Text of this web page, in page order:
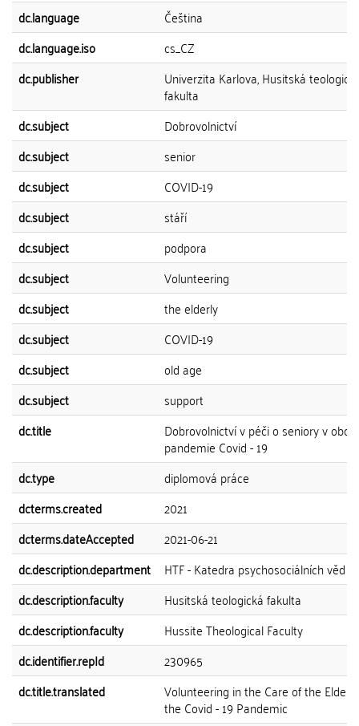
dc.language
Čeština
dc.language.iso
cs_CZ
dc.publisher
Univerzita Karlova, Husitská
fakulta
dc.subject
Dobrovolnictví
dc.subject
senior
dc.subject
COVID-19
dc.subject
stáří
dc.subject
podpora
dc.subject
Volunteering
dc.subject
the elderly
dc.subject
COVID-19
dc.subject
old age
dc.subject
support
dc.title
Dobrovolnictví v péči o seniory v
pandemie Covid - 19
dc.type
diplomová práce
dcterms.created
2021
dcterms.dateAccepted
2021-06-21
dc.description.department
HTF - Katedra psychosociálních věd
dc.description.faculty
Husitská teologická fakulta
dc.description.faculty
Hussite Theological Faculty
dc.identifier.repId
230965
dc.title.translated
Volunteering in the Care of the
the Covid - 19 Pandemic